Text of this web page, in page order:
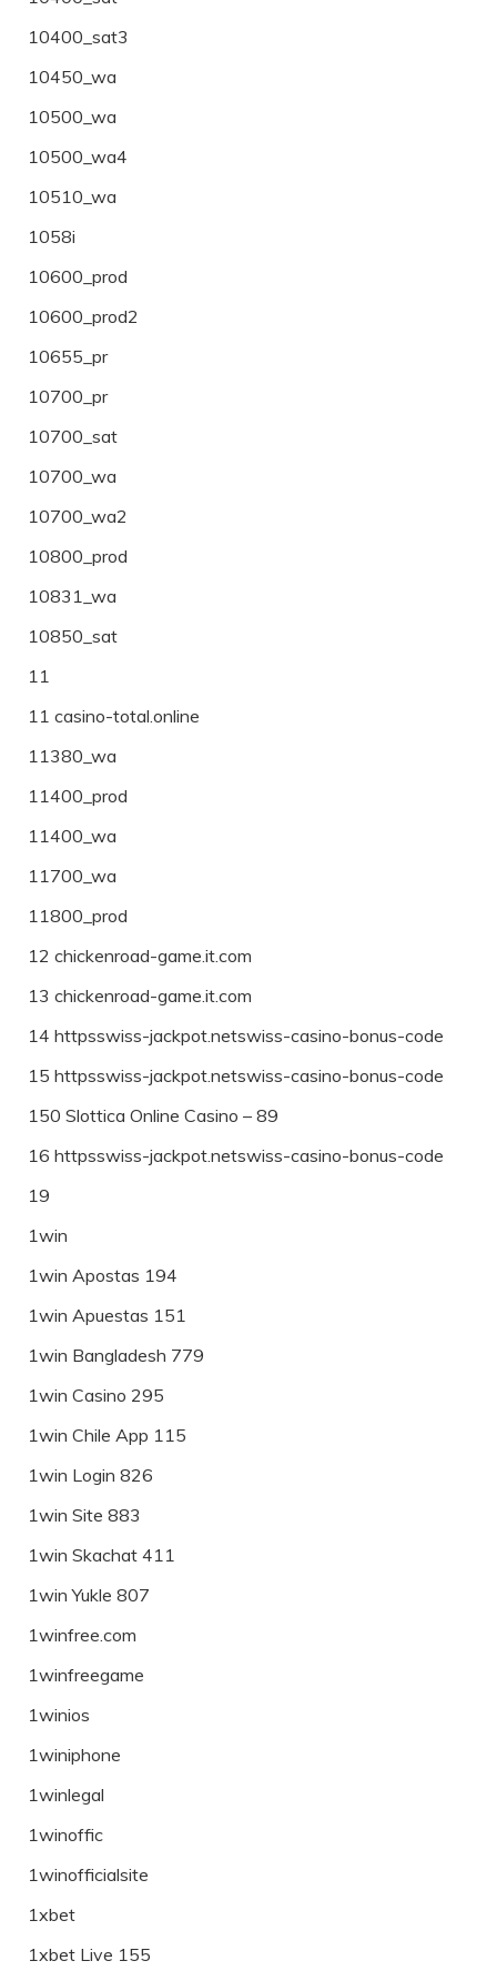
10400_sat3
10450_wa
10500_wa
10500_wa4
10510_wa
1058i
10600_prod
10600_prod2
10655_pr
10700_pr
10700_sat
10700_wa
10700_wa2
10800_prod
10831_wa
10850_sat
11
11 casino-total.online
11380_wa
11400_prod
11400_wa
11700_wa
11800_prod
12 chickenroad-game.it.com
13 chickenroad-game.it.com
14 httpsswiss-jackpot.netswiss-casino-bonus-code
15 httpsswiss-jackpot.netswiss-casino-bonus-code
150 Slottica Online Casino – 89
16 httpsswiss-jackpot.netswiss-casino-bonus-code
19
1win
1win Apostas 194
1win Apuestas 151
1win Bangladesh 779
1win Casino 295
1win Chile App 115
1win Login 826
1win Site 883
1win Skachat 411
1win Yukle 807
1winfree.com
1winfreegame
1winios
1winiphone
1winlegal
1winoffic
1winofficialsite
1xbet
1xbet Live 155